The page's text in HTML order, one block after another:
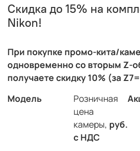
Скидка до 15% на
Nikon!
При покупке промо-кита/
одновременно со вторым Z-
получаете скидку 10% (за
Модель
Розничная
цена
камеры, руб.
с НДС